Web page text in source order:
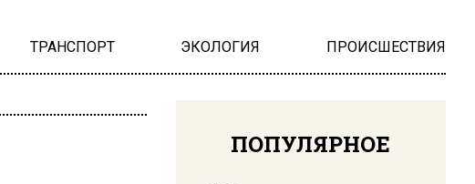
ТРАНСПОРТ ЭКОЛОГИЯ ПРОИСШЕСТВИЯ
ПОПУЛЯРНОЕ